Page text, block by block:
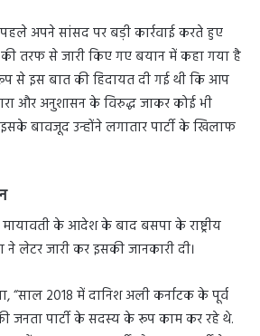
अपने सांसद पर बड़ी कार्रवाई करते हुए
की तरफ से जारी किए गए बयान में कहा गया है
से इस बात की हिदायत दी गई थी कि आप
और अनुशासन के विरुद्ध जाकर कोई भी
बावजूद उन्होंने लगातार पार्टी के खिलाफ
मायावती के आदेश के बाद बसपा के राष्ट्रीय
ने लेटर जारी कर इसकी जानकारी दी।
2018 में दानिश अली कर्नाटक के पूर्व
जनता पार्टी के सदस्य के रूप काम कर रहे थे.